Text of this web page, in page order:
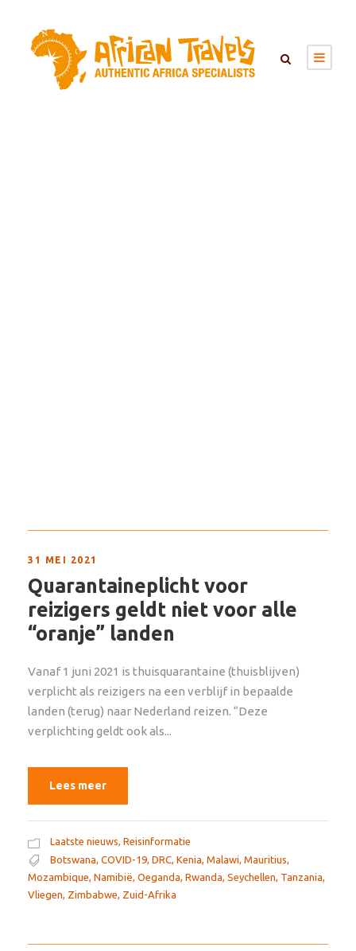
31 MEI 2021
Quarantaineplicht voor
reizigers geldt niet voor alle
“oranje” landen
Vanaf 1 juni 2021 is thuisquarantaine (thuisblijven)
verplicht als reizigers na een verblijf in bepaalde
landen (terug) naar Nederland reizen. “Deze
verplichting geldt ook als...
Lees meer
Laatste nieuws, Reisinformatie
Botswana, COVID-19, DRC, Kenia, Malawi, Mauritius,
Mozambique, Namibië, Oeganda, Rwanda, Seychellen, Tanzania,
Vliegen, Zimbabwe, Zuid-Afrika